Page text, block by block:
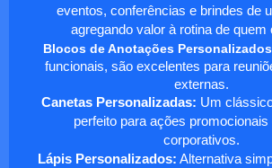
eventos, conferências e brindes de
agregando valor à rotina de quem
Blocos de Anotações Personalizados
funcionais, são excelentes para
externas.
Canetas Personalizadas: Um
perfeito para ações promocionais
corporativos.
Lápis Personalizados: Alternativa